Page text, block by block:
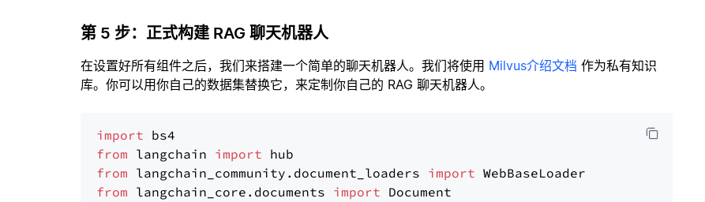
第 5 步：正式构建 RAG 聊天机器人
在设置好所有组件之后，我们来搭建一个简单的聊天机器人。我们将使用 Milvus介绍文档 作为私有知识
库。你可以用你自己的数据集替换它，来定制你自己的 RAG 聊天机器人。
import
from langchain import
from langchain_community.document_loaders import
from langchain_core.documents import